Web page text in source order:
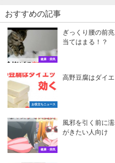
おすすめの記事
健康・病気
ぎっくり腰の前
当てはまる！？
お役立ちニュース
高野豆腐はダイ
健康・病気
風邪を引く前に
がきたい人向け